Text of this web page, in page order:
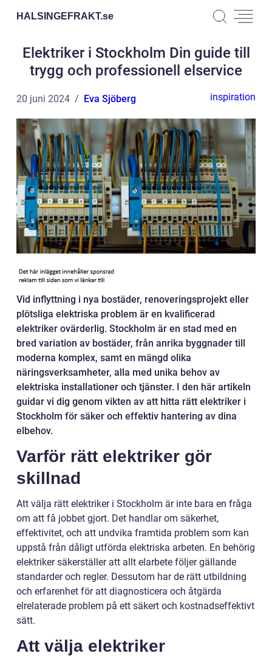
HALSINGEFRAKT.se
Elektriker i Stockholm Din guide till
trygg och professionell elservice
20 juni 2024 Eva Sjöberg inspiration
Vid inflyttning i nya bostäder, renoveringsprojekt eller
plötsliga elektriska problem är en kvalificerad
elektriker ovärderlig. Stockholm är en stad med en
bred variation av bostäder, från anrika byggnader till
moderna komplex, samt en mängd olika
näringsverksamheter, alla med unika behov av
elektriska installationer och tjänster. I den här artikeln
guidar vi dig genom vikten av att hitta rätt elektriker i
Stockholm för säker och effektiv hantering av dina
elbehov.
Varför rätt elektriker gör
skillnad
Att välja rätt elektriker i Stockholm är inte bara en fråga
om att få jobbet gjort. Det handlar om säkerhet,
effektivitet, och att undvika framtida problem som kan
uppstå från dåligt utförda elektriska arbeten. En behörig
elektriker säkerställer att allt elarbete följer gällande
standarder och regler. Dessutom har de rätt utbildning
och erfarenhet för att diagnosticera och åtgärda
elrelaterade problem på ett säkert och kostnadseffektivt
sätt.
Att välja elektriker